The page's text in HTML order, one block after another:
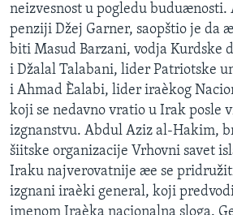
neizvesnost u pogledu
penziji Džej Garner, saopštio je da
biti Masud Barzani, vodja Kurdske
i Džalal Talabani, lider Patriotske
i Ahmad Èalabi, lider iraèkog
koji se nedavno vratio u Irak posle
izgnanstvu. Abdul Aziz al-Hakim,
šiitske organizacije Vrhovni savet
Iraku najverovatnije æe se
izgnani iraèki general, koji